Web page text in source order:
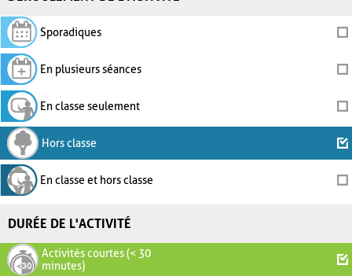
Sporadiques
En plusieurs séances
En classe seulement
Hors classe
En classe et hors classe
DURÉE DE L'ACTIVITÉ
Activités courtes (< 30
minutes)